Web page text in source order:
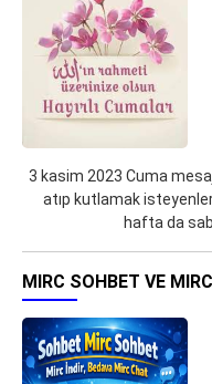
3 kasim 2023 Cuma
atıp kutlamak
hafta da
MIRC SOHBET VE